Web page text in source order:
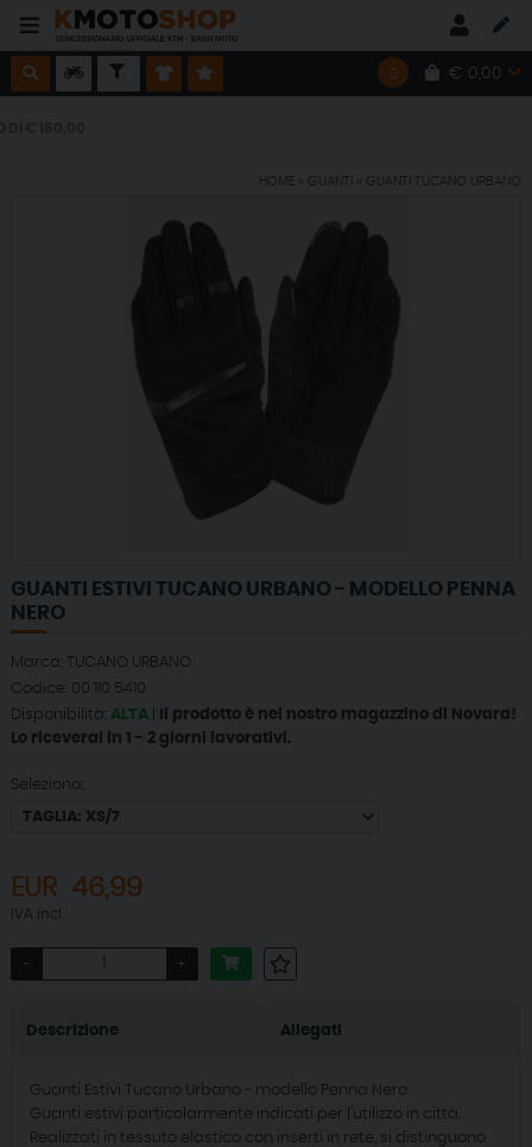
0 € 0,00
HOME GUANTI GUANTI TUCANO URBANO
GUANTI ESTIVI TUCANO URBANO - MODELLO PENNA
NERO
Marca: TUCANO URBANO
Codice: 00 110 5410
Disponibilità: ALTA|
Il prodotto è nel nostro magazzino di Novara!
Lo riceverai in 1 - 2 giorni lavorativi.
Seleziona:
EUR 46,99
IVA incl.
- +
Descrizione Allegati
Guanti Estivi Tucano Urbano - modello Penna Nero
Guanti estivi particolarmente indicati per l'utilizzo in città.
Realizzati in tessuto elastico con inserti in rete, si distinguono